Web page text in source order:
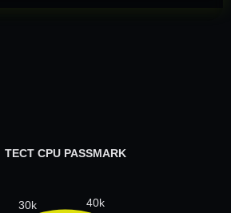
ТЕСТ CPU PASSMARK
30k 40k